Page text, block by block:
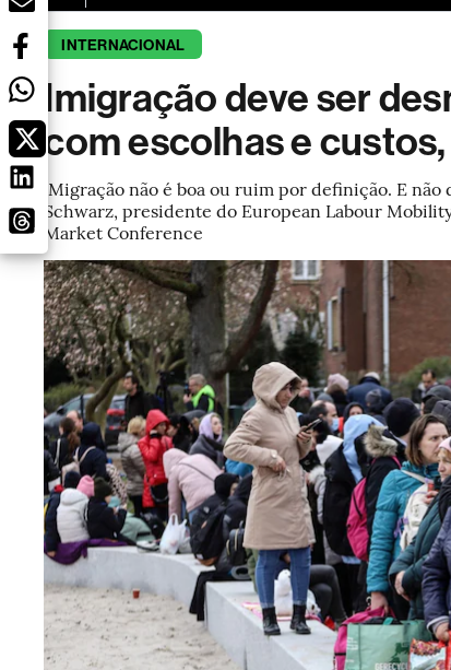
INTERNACIONAL
Imigração deve ser
com escolhas e
‘Migração não é boa ou ruim por definição. E
Schwarz, presidente do European Labour
Market Conference